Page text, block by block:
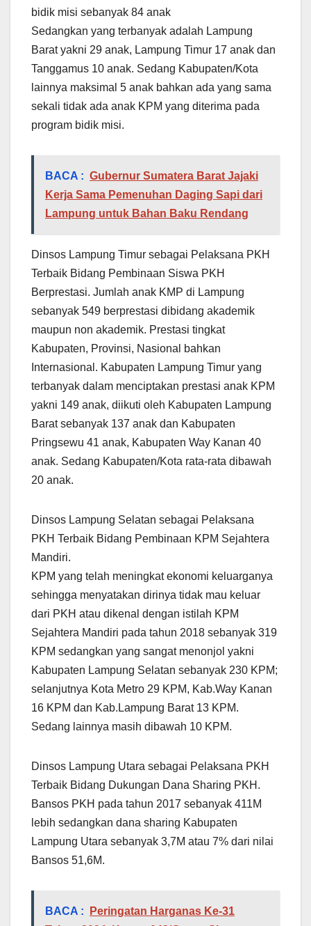
bidik misi sebanyak 84 anak
Sedangkan yang terbanyak adalah Lampung
Barat yakni 29 anak, Lampung Timur 17 anak dan
Tanggamus 10 anak. Sedang Kabupaten/Kota
lainnya maksimal 5 anak bahkan ada yang sama
sekali tidak ada anak KPM yang diterima pada
program bidik misi.
BACA : Gubernur Sumatera Barat Jajaki
Kerja Sama Pemenuhan Daging Sapi dari
Lampung untuk Bahan Baku Rendang
Dinsos Lampung Timur sebagai Pelaksana PKH
Terbaik Bidang Pembinaan Siswa PKH
Berprestasi. Jumlah anak KMP di Lampung
sebanyak 549 berprestasi dibidang akademik
maupun non akademik. Prestasi tingkat
Kabupaten, Provinsi, Nasional bahkan
Internasional. Kabupaten Lampung Timur yang
terbanyak dalam menciptakan prestasi anak KPM
yakni 149 anak, diikuti oleh Kabupaten Lampung
Barat sebanyak 137 anak dan Kabupaten
Pringsewu 41 anak, Kabupaten Way Kanan 40
anak. Sedang Kabupaten/Kota rata-rata dibawah
20 anak.
Dinsos Lampung Selatan sebagai Pelaksana
PKH Terbaik Bidang Pembinaan KPM Sejahtera
Mandiri.
KPM yang telah meningkat ekonomi keluarganya
sehingga menyatakan dirinya tidak mau keluar
dari PKH atau dikenal dengan istilah KPM
Sejahtera Mandiri pada tahun 2018 sebanyak 319
KPM sedangkan yang sangat menonjol yakni
Kabupaten Lampung Selatan sebanyak 230 KPM;
selanjutnya Kota Metro 29 KPM, Kab.Way Kanan
16 KPM dan Kab.Lampung Barat 13 KPM.
Sedang lainnya masih dibawah 10 KPM.
Dinsos Lampung Utara sebagai Pelaksana PKH
Terbaik Bidang Dukungan Dana Sharing PKH.
Bansos PKH pada tahun 2017 sebanyak 411M
lebih sedangkan dana sharing Kabupaten
Lampung Utara sebanyak 3,7M atau 7% dari nilai
Bansos 51,6M.
BACA :
Peringatan Harganas Ke-31